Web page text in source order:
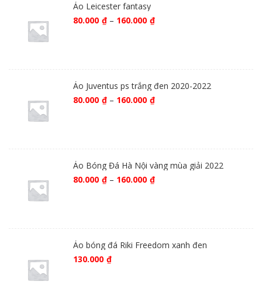
Áo Leicester fantasy
80.000 ₫ – 160.000 ₫
Áo Juventus ps trắng đen 2020-2022
80.000 ₫ – 160.000 ₫
Áo Bóng Đá Hà Nội vàng mùa giải 2022
80.000 ₫ – 160.000 ₫
Áo bóng đá Riki Freedom xanh đen
130.000 ₫